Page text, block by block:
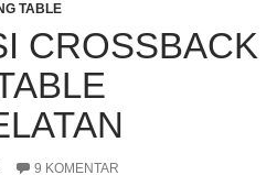
TABLE
CROSSBACK
9 KOMENTAR